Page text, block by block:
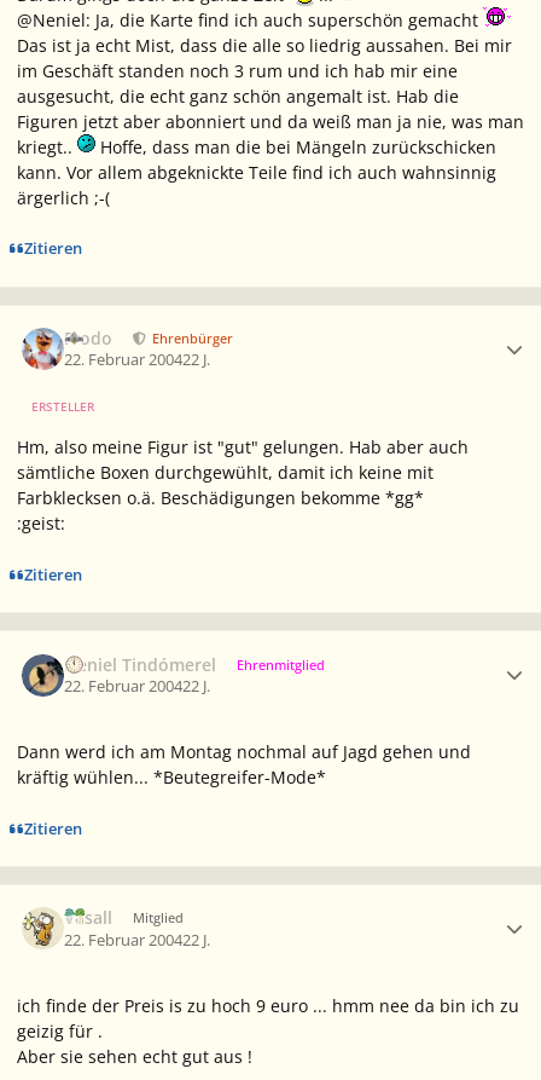
@Neniel: Ja, die Karte find ich auch superschön gemacht
Das ist ja echt Mist, dass die alle so liedrig aussahen. Bei mir
im Geschäft standen noch 3 rum und ich hab mir eine
ausgesucht, die echt ganz schön angemalt ist. Hab die
Figuren jetzt aber abonniert und da weiß man ja nie, was man
kriegt..
Hoffe, dass man die bei Mängeln zurückschicken
kann. Vor allem abgeknickte Teile find ich auch wahnsinnig
ärgerlich ;-(
Zitieren
Frodo Ehrenbürger
22. Februar 200422 J.
ERSTELLER
Hm, also meine Figur ist "gut" gelungen. Hab aber auch
sämtliche Boxen durchgewühlt, damit ich keine mit
Farbklecksen o.ä. Beschädigungen bekomme *gg*
:geist:
Zitieren
Neniel Tindómerel Ehrenmitglied
22. Februar 200422 J.
Dann werd ich am Montag nochmal auf Jagd gehen und
kräftig wühlen... *Beutegreifer-Mode*
Zitieren
Vasall Mitglied
22. Februar 200422 J.
ich finde der Preis is zu hoch 9 euro ... hmm nee da bin ich zu
geizig für .
Aber sie sehen echt gut aus !